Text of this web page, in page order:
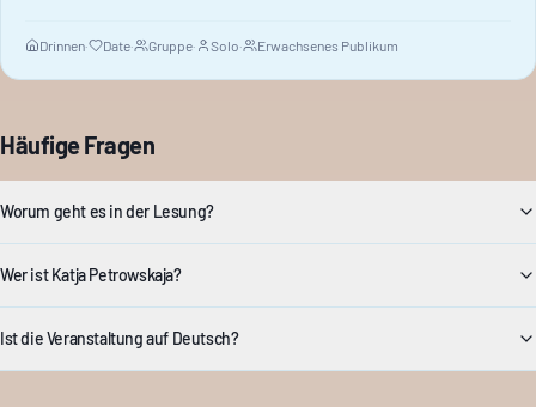
Drinnen· Date· Gruppe· Solo· Erwachsenes Publikum
Häufige Fragen
Worum geht es in der Lesung?
Wer ist Katja Petrowskaja?
Ist die Veranstaltung auf Deutsch?